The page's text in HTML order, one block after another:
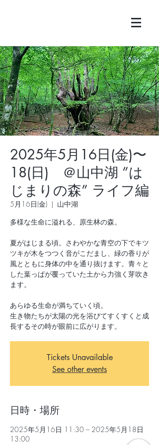
2025年5月16日(金)〜
18(日) ＠山中湖 ”は
じまりの森” ライフ編
5月16日(金)
  |
山中湖
多様な生命に溢れる、原生林の森。
夏がはじまる頃。さわやかな青空の下でキツ
ツキが木をつつく音がこだまし、緑の香りが
風とともに身体の中を通り抜けます。青々と
した葉っぱが覆っていた土から力強く芽吹き
ます。
あらゆる生命が満ちていく頃。
生き物たちが太陽の光を浴びてすくすくと成
長するその時が眼前に広がります。
Tickets Unavailable
See other events
日時・場所
2025年5月16日 11:30 – 2025年5月18日
13:00